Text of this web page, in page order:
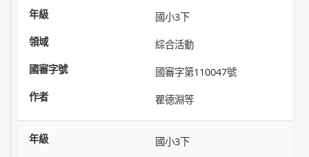
國小3下
綜合活動
國審字第110047號
瞿德淵等
國小3下